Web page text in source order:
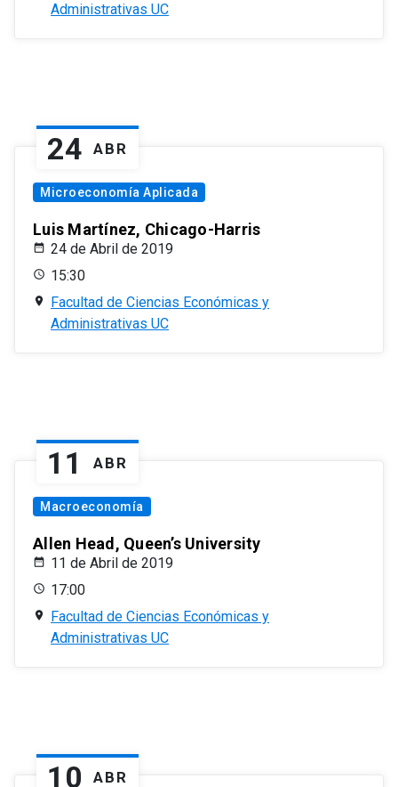
Administrativas UC
24 ABR
Microeconomía Aplicada
Luis Martínez, Chicago-Harris
24 de Abril de 2019
15:30
Facultad de Ciencias Económicas y
Administrativas UC
11 ABR
Macroeconomía
Allen Head, Queen’s University
11 de Abril de 2019
17:00
Facultad de Ciencias Económicas y
Administrativas UC
10 ABR